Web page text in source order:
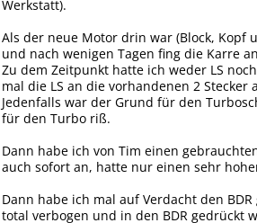
Werkstatt).
Als der neue Motor drin war (Block, Kopf
und nach wenigen Tagen fing die Karre
Zu dem Zeitpunkt hatte ich weder LS
mal die LS an die vorhandenen 2 Stecker
Jedenfalls war der Grund für den
für den Turbo riß.
Dann habe ich von Tim einen
auch sofort an, hatte nur einen sehr
Dann habe ich mal auf Verdacht den
total verbogen und in den BDR gedrückt